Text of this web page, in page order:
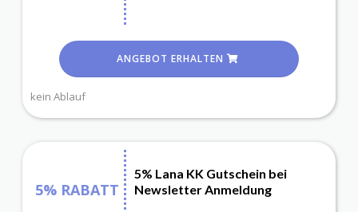
ANGEBOT ERHALTEN
kein Ablauf
5% RABATT
5% Lana KK Gutschein bei
Newsletter Anmeldung